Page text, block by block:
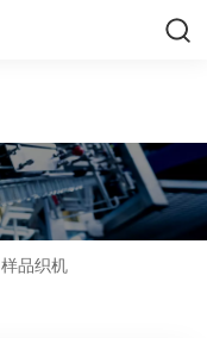
样品织机